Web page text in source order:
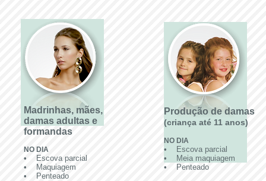
Produção de damas
(criança até 11 anos)
NO DIA
• Escova parcial
• Meia maquiagem
• Penteado
Madrinhas, mães,
damas adultas e
formandas
NO DIA
• Escova parcial
• Maquiagem
• Penteado